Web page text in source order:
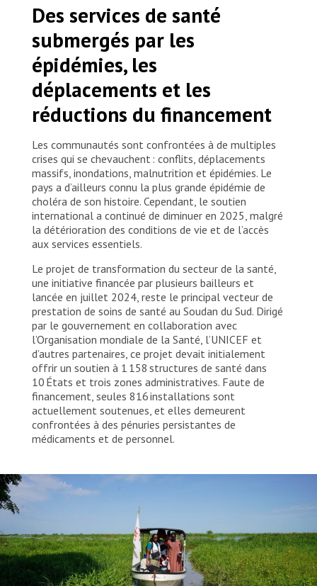
service dédié au paludisme à l’hôpital public d’Aweil,
soutenu par MSF. Soudan du Sud, 2024. © Isaac Buay
Des services de santé
submergés par les
épidémies, les
déplacements et les
réductions du financement
Les communautés sont confrontées à de multiples
crises qui se chevauchent : conflits, déplacements
massifs, inondations, malnutrition et épidémies. Le
pays a d’ailleurs connu la plus grande épidémie de
choléra de son histoire. Cependant, le soutien
international a continué de diminuer en 2025, malgré
la détérioration des conditions de vie et de l’accès
aux services essentiels.
Le projet de transformation du secteur de la santé,
une initiative financée par plusieurs bailleurs et
lancée en juillet 2024, reste le principal vecteur de
prestation de soins de santé au Soudan du Sud. Dirigé
par le gouvernement en collaboration avec
l’Organisation mondiale de la Santé, l’UNICEF et
d’autres partenaires, ce projet devait initialement
offrir un soutien à 1 158 structures de santé dans
10 États et trois zones administratives. Faute de
financement, seules 816 installations sont
actuellement soutenues, et elles demeurent
confrontées à des pénuries persistantes de
médicaments et de personnel.